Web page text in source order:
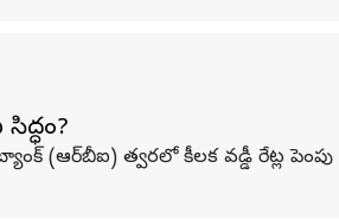
(ఆర్‌బీఐ) త్వరలో కీలక వడ్డీ రేట్ల